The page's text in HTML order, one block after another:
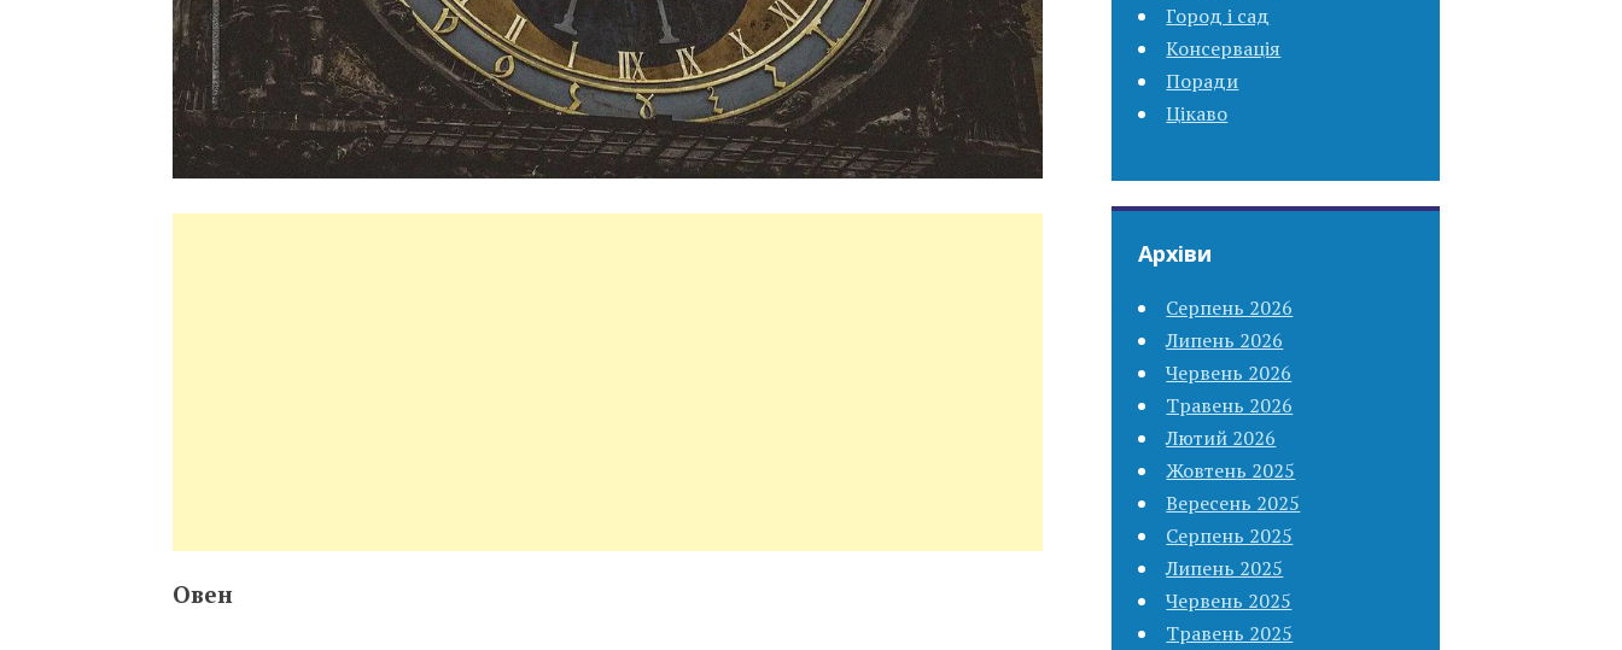
Овен
Город і сад
Консервація
Поради
Цікаво
Архіви
Серпень 2026
Липень 2026
Червень 2026
Травень 2026
Лютий 2026
Жовтень 2025
Вересень 2025
Серпень 2025
Липень 2025
Червень 2025
Травень 2025